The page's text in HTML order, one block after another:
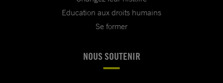
Education aux droits humains
Se former
NOUS SOUTENIR